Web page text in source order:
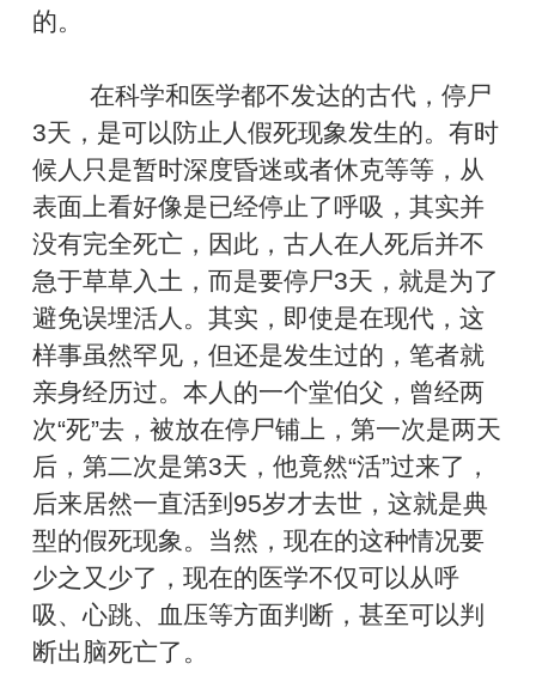
的。
在科学和医学都不发达的古代，停尸
3天，是可以防止人假死现象发生的。有时
候人只是暂时深度昏迷或者休克等等，从
表面上看好像是已经停止了呼吸，其实并
没有完全死亡，因此，古人在人死后并不
急于草草入土，而是要停尸3天，就是为了
避免误埋活人。其实，即使是在现代，这
样事虽然罕见，但还是发生过的，笔者就
亲身经历过。本人的一个堂伯父，曾经两
次“死”去，被放在停尸铺上，第一次是两天
后，第二次是第3天，他竟然“活”过来了，
后来居然一直活到95岁才去世，这就是典
型的假死现象。当然，现在的这种情况要
少之又少了，现在的医学不仅可以从呼
吸、心跳、血压等方面判断，甚至可以判
断出脑死亡了。